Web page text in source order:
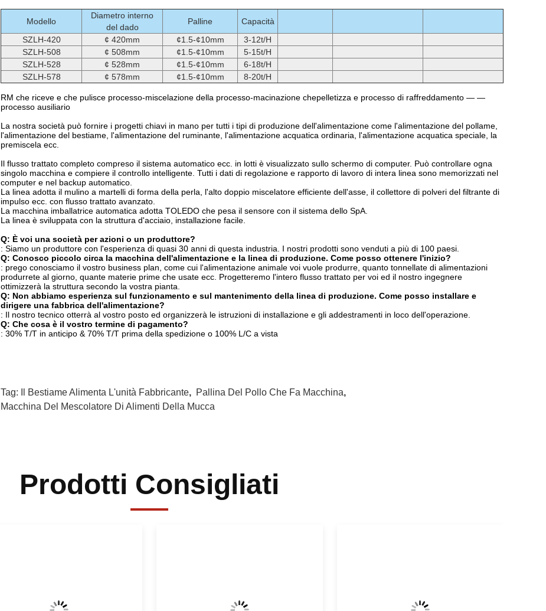
Modello
Diametro interno
del dado
Palline
Capacità
SZLH-420
¢ 420mm ¢1.5-¢10mm
3-12t/H
SZLH-508
¢ 508mm ¢1.5-¢10mm
5-15t/H
SZLH-528
¢ 528mm ¢1.5-¢10mm
6-18t/H
SZLH-578
¢ 578mm ¢1.5-¢10mm 8-20t/H
RM che riceve e che pulisce processo-miscelazione della processo-macinazione chepelletizza e processo di raffreddamento — —
processo ausiliario
La nostra società può fornire i progetti chiavi in mano per tutti i tipi di produzione dell'alimentazione come l'alimentazione del pollame,
l'alimentazione del bestiame, l'alimentazione del ruminante, l'alimentazione acquatica ordinaria, l'alimentazione acquatica speciale, la
premiscela ecc.
Il flusso trattato completo compreso il sistema automatico ecc. in lotti è visualizzato sullo schermo di computer. Può controllare ogna
singolo macchina e compiere il controllo intelligente. Tutti i dati di regolazione e rapporto di lavoro di intera linea sono memorizzati nel
computer e nel backup automatico.
La linea adotta il mulino a martelli di forma della perla, l'alto doppio miscelatore efficiente dell'asse, il collettore di polveri del filtrante di
impulso ecc. con flusso trattato avanzato.
La macchina imballatrice automatica adotta TOLEDO che pesa il sensore con il sistema dello SpA.
La linea è sviluppata con la struttura d'acciaio, installazione facile.
Q: È voi una società per azioni o un produttore?
: Siamo un produttore con l'esperienza di quasi 30 anni di questa industria. I nostri prodotti sono venduti a più di 100 paesi.
Q: Conosco piccolo circa la macchina dell'alimentazione e la linea di produzione. Come posso ottenere l'inizio?
: prego conosciamo il vostro business plan, come cui l'alimentazione animale voi vuole produrre, quanto tonnellate di alimentazioni
produrrete al giorno, quante materie prime che usate ecc. Progetteremo l'intero flusso trattato per voi ed il nostro ingegnere
ottimizzerà la struttura secondo la vostra pianta.
Q: Non abbiamo esperienza sul funzionamento e sul mantenimento della linea di produzione. Come posso installare e
dirigere una fabbrica dell'alimentazione?
: Il nostro tecnico otterrà al vostro posto ed organizzerà le istruzioni di installazione e gli addestramenti in loco dell'operazione.
Q: Che cosa è il vostro termine di pagamento?
: 30% T/T in anticipo & 70% T/T prima della spedizione o 100% L/C a vista
Tag: Il Bestiame Alimenta L'unità Fabbricante, Pallina Del Pollo Che Fa Macchina,
Macchina Del Mescolatore Di Alimenti Della Mucca
Prodotti Consigliati